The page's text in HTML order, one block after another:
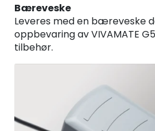
Bæreveske
Leveres med en bæreveske
oppbevaring av VIVAMATE
tilbehør.